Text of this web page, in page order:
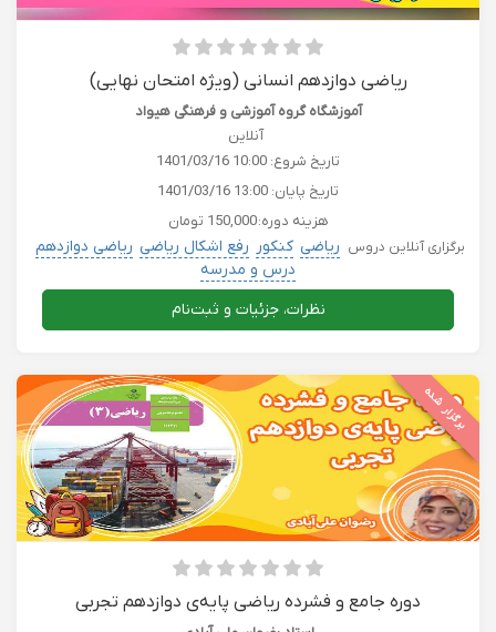
ریاضی دوازدهم انسانی (ویژه امتحان نهایی)
آموزشگاه گروه آموزشی و فرهنگی هیواد
آنلاین
تاریخ شروع: 1401/03/16 10:00
تاریخ پایان: 1401/03/16 13:00
هزینه دوره:150,000 تومان
برگزاری آنلاین دروس ریاضی کنکور رفع اشکال ریاضی ریاضی دوازدهم
درس و مدرسه
نظرات، جزئیات و ثبت‌نام
برگزار شده
دوره جامع و فشرده ریاضی پایه‌ی دوازدهم تجربی